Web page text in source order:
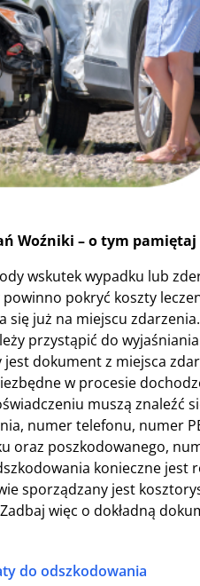
Woźniki – o tym
wskutek wypadku lub
powinno pokryć koszty
się już na miejscu
przystąpić do
dokument z miejsca
w procesie
muszą znaleźć
numer telefonu, numer
oraz poszkodowanego,
konieczne jest
sporządzany jest
więc o dokładną
do odszkodowania